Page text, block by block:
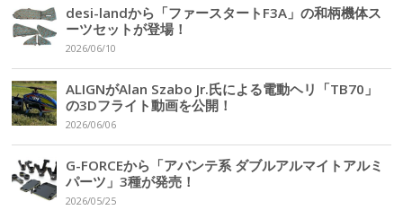
desi-landから「ファースタートF3A」の和柄機体ス
ーツセットが登場！
2026/06/10
ALIGNがAlan Szabo Jr.氏による電動ヘリ「TB70」
の3Dフライト動画を公開！
2026/06/06
G-FORCEから「アバンテ系 ダブルアルマイトアルミ
パーツ」3種が発売！
2026/05/25